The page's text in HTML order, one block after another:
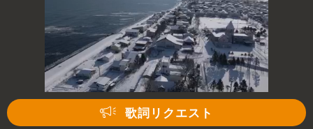
歌詞リクエスト